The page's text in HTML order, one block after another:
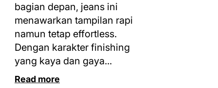
bagian depan, jeans ini
menawarkan tampilan rapi
namun tetap effortless.
Dengan karakter finishing
yang kaya dan gaya...
Read more